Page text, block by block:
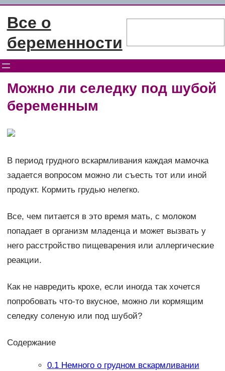
Перейти
содержимому
Все о
беременности
Можно ли селедку под шубой
беременным
В период грудного вскармливания каждая мамочка
задается вопросом можно ли съесть тот или иной
продукт. Кормить грудью нелегко.
Все, чем питается в это время мать, с молоком
попадает в организм младенца и может вызвать у
него расстройство пищеварения или аллергические
реакции.
Как не навредить крохе, если иногда так хочется
попробовать что-то вкусное, можно ли кормящим
селедку соленую или под шубой?
Содержание
0.1Немного о грудном вскармливании